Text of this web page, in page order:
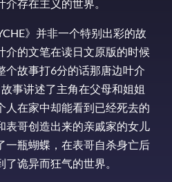
存在主义的世界。
》并非一个特别出彩的故
介的文笔在读日文原版的时候
个故事打6分的话那唐边叶介
事讲述了主角在父母和姐姐
人在家中却能看到已经死去的
表哥创造出来的亲戚家的女儿
一瓶蝴蝶，在表哥自杀身亡后
诡异而狂气的世界。